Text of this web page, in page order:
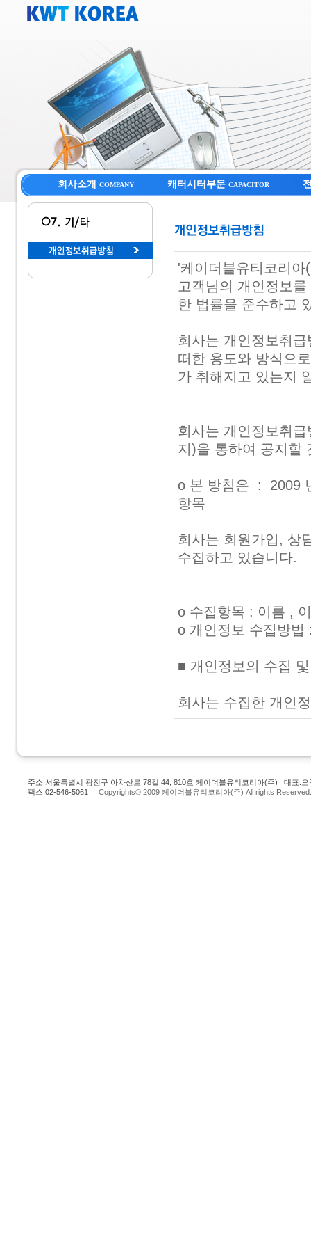
회사소개 COMPANY 캐터시터부문 CAPACITOR
주소:서울특별시 광진구 아차산로 78길 44, 810호 케이더블유티코리아(주) 대표
팩스:02-546-5061 Copyrights© 2009 케이더블유티코리아(주) All rights Reserved.